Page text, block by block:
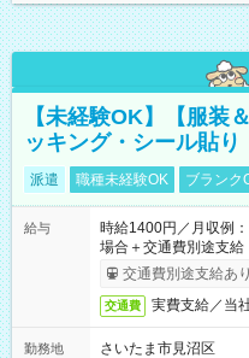
【未経験OK】【服装
ッキング・シール貼り
派遣 職種未経験OK ブランク
給与
時給1400円／月収例
場合＋交通費別途支給
交通費別途支給あり
交通費 実費支給／当
勤務地
さいたま市見沼区